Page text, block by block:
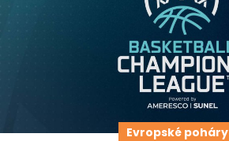
Evropské poháry